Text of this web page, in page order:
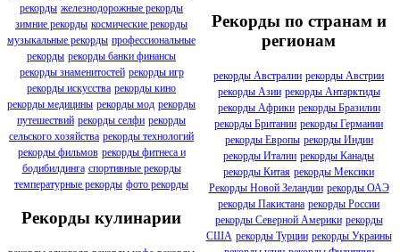
рекорды железнодорожные рекорды
зимние рекорды космические рекорды
музыкальные рекорды профессиональные
рекорды рекорды банки финансы
рекорды знаменитостей рекорды игр
рекорды искусства рекорды кино
рекорды медицины рекорды мод рекорды
путешествий рекорды селфи рекорды
сельского хозяйства рекорды технологий
рекорды фильмов рекорды фитнеса и
бодибилдинга спортивные рекорды
температурные рекорды фото рекорды
Рекорды кулинарии
Рекорды по странам и
регионам
рекорды Австралии рекорды Австрии
рекорды Азии рекорды Антарктиды
рекорды Африки рекорды Бразилии
рекорды Британии рекорды Германии
рекорды Европы рекорды Индии
рекорды Италии рекорды Канады
рекорды Китая рекорды Мексики
Рекорды Новой Зеландии рекорды ОАЭ
рекорды Пакистана рекорды России
рекорды Северной Америки рекорды
США рекорды Турции рекорды Украины